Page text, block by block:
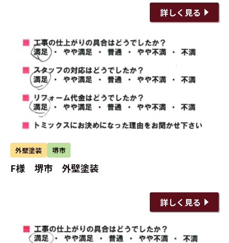
詳しく見る
外壁塗装 堺市
F様 堺市 外壁塗装
詳しく見る